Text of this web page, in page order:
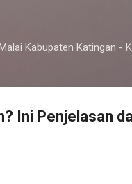
Kabupaten Katingan -
Ini Penjelasan